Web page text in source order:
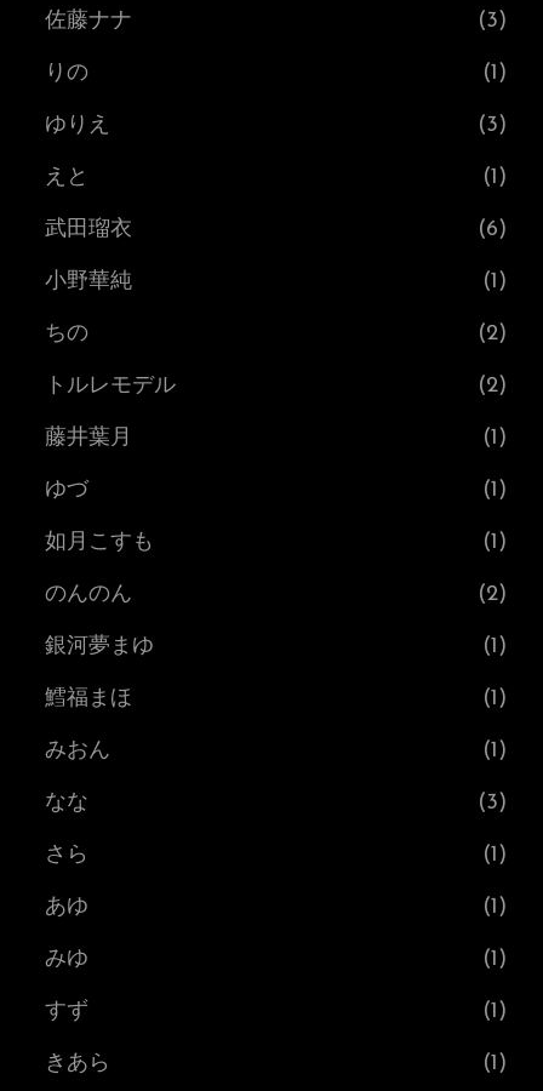
佐藤ナナ (3)
りの (1)
ゆりえ (3)
えと (1)
武田瑠衣 (6)
小野華純 (1)
ちの (2)
トルレモデル (2)
藤井葉月 (1)
ゆづ (1)
如月こすも (1)
のんのん (2)
銀河夢まゆ (1)
鱈福まほ (1)
みおん (1)
なな (3)
さら (1)
あゆ (1)
みゆ (1)
すず (1)
きあら (1)